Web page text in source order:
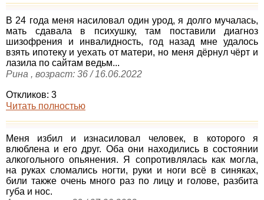
В 24 года меня насиловал один урод, я долго мучалась,
мать сдавала в психушку, там поставили диагноз
шизофрения и инвалидность, год назад мне удалось
взять ипотеку и уехать от матери, но меня дёрнул чёрт и
лазила по сайтам ведьм...
Рина , возраст: 36 / 16.06.2022
Откликов: 3
Читать полностью
Меня избил и изнасиловал человек, в которого я
влюблена и его друг. Оба они находились в состоянии
алкогольного опьянения. Я сопротивлялась как могла,
на руках сломались ногти, руки и ноги всё в синяках,
били также очень много раз по лицу и голове, разбита
губа и нос.